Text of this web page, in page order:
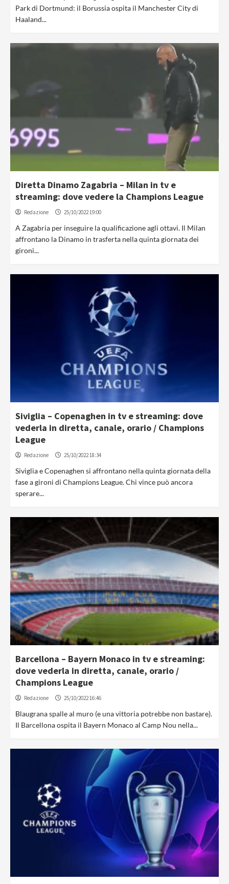
Park di Dortmund: il Borussia ospita il Manchester City di
Haaland...
Diretta Dinamo Zagabria – Milan in tv e
streaming: dove vedere la Champions League
Redazione 25/10/2022 19:00
A Zagabria per inseguire la qualificazione agli ottavi. Il Milan
affrontano la Dinamo in trasferta nella quinta giornata dei
gironi...
Siviglia – Copenaghen in tv e streaming: dove
vederla in diretta, canale, orario / Champions
League
Redazione 25/10/2022 18:34
Siviglia e Copenaghen si affrontano nella quinta giornata della
fase a gironi di Champions League. Chi vince può ancora
sperare...
Barcellona – Bayern Monaco in tv e streaming:
dove vederla in diretta, canale, orario /
Champions League
Redazione 25/10/2022 16:46
Blaugrana spalle al muro (e una vittoria potrebbe non bastare).
Il Barcellona ospita il Bayern Monaco al Camp Nou nella...